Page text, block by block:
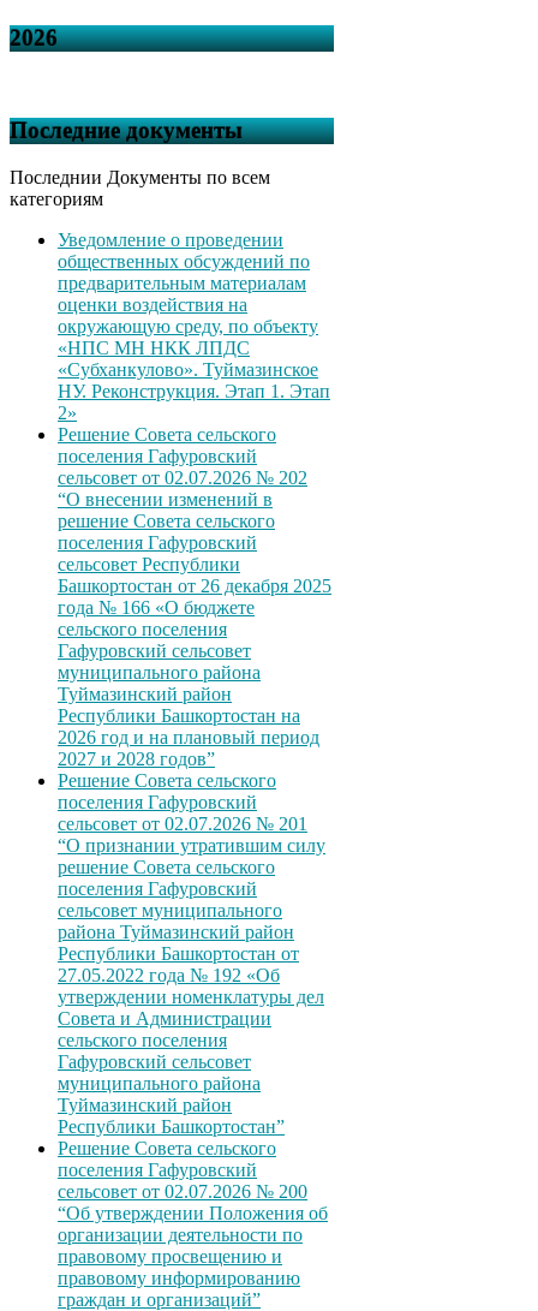
2026
Последние документы
Последнии Документы по всем
категориям
Уведомление о проведении
общественных обсуждений по
предварительным материалам
оценки воздействия на
окружающую среду, по объекту
«НПС МН НКК ЛПДС
«Субханкулово». Туймазинское
НУ. Реконструкция. Этап 1. Этап
2»
Решение Совета сельского
поселения Гафуровский
сельсовет от 02.07.2026 № 202
“О внесении изменений в
решение Совета сельского
поселения Гафуровский
сельсовет Республики
Башкортостан от 26 декабря 2025
года № 166 «О бюджете
сельского поселения
Гафуровский сельсовет
муниципального района
Туймазинский район
Республики Башкортостан на
2026 год и на плановый период
2027 и 2028 годов”
Решение Совета сельского
поселения Гафуровский
сельсовет от 02.07.2026 № 201
“О признании утратившим силу
решение Совета сельского
поселения Гафуровский
сельсовет муниципального
района Туймазинский район
Республики Башкортостан от
27.05.2022 года № 192 «Об
утверждении номенклатуры дел
Совета и Администрации
сельского поселения
Гафуровский сельсовет
муниципального района
Туймазинский район
Республики Башкортостан”
Решение Совета сельского
поселения Гафуровский
сельсовет от 02.07.2026 № 200
“Об утверждении Положения об
организации деятельности по
правовому просвещению и
правовому информированию
граждан и организаций”